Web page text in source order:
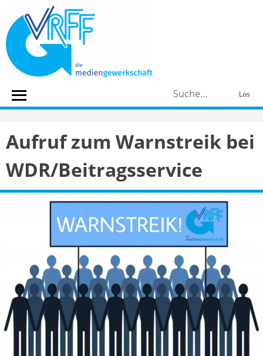
content
Los
Aufruf zum Warnstreik bei
WDR/Beitragsservice